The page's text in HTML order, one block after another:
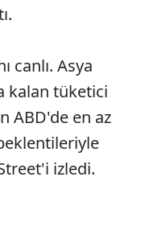
canlı. Asya
kalan tüketici
ABD'de en az
izledi.